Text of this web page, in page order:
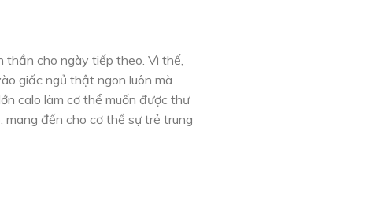
thần cho ngày tiếp theo. Vì thế,
giấc ngủ thật ngon luôn mà
calo làm cơ thể muốn được thư
mang đến cho cơ thể sự trẻ trung